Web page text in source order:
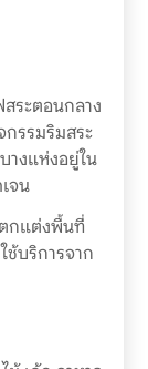
สระตอนกลาง
กรรมริมสระ
างแห่งอยู่ใน
จน
กแต่งพื้นที่
บริการจาก